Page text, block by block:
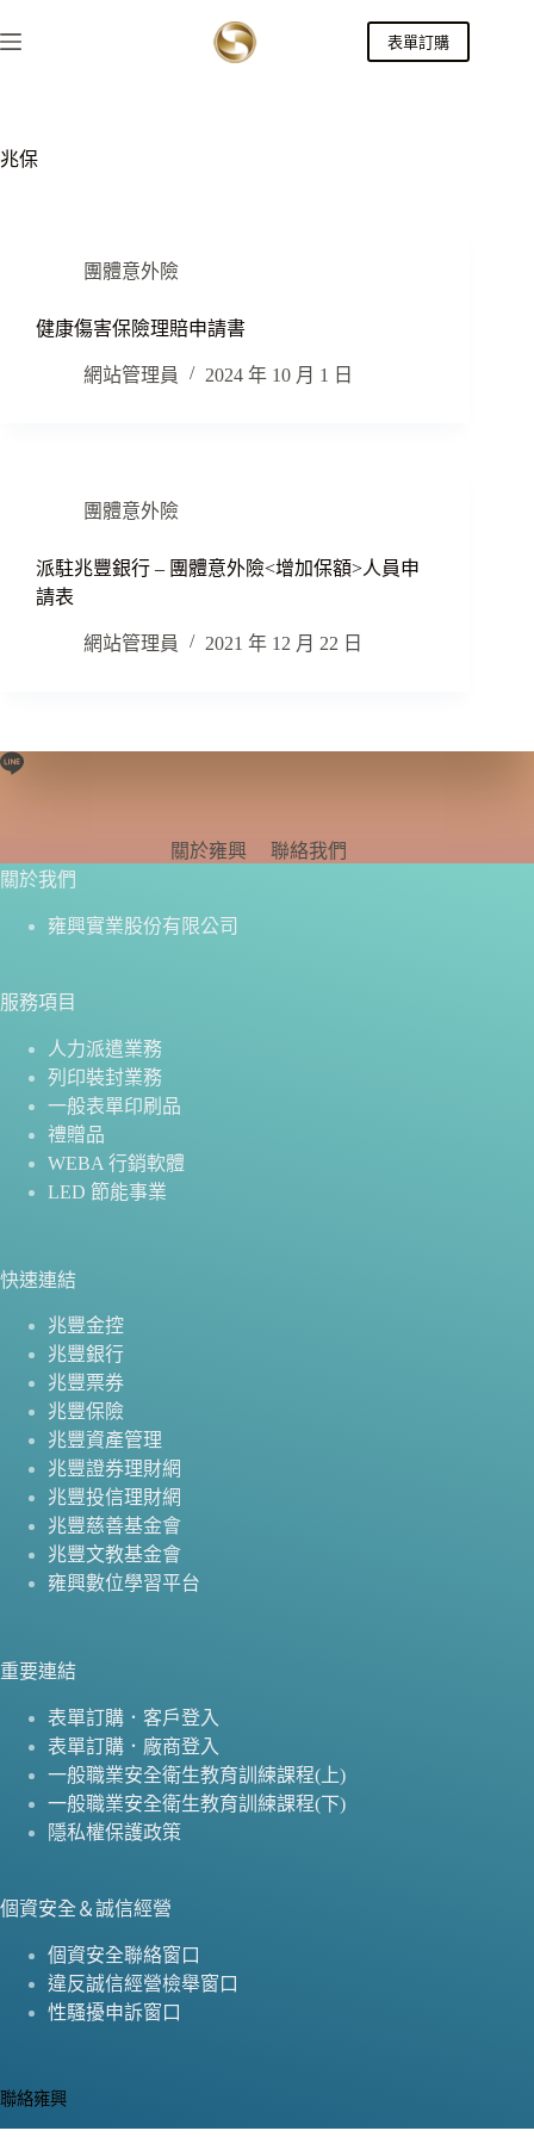
至
容
表單訂購
兆保
團體意外險
健康傷害保險理賠申請書
網站管理員 2024 年 10 月 1 日
團體意外險
派駐兆豐銀行 – 團體意外險<增加保額>人員申
請表
網站管理員 2021 年 12 月 22 日
關於雍興
聯絡我們
關於我們
雍興實業股份有限公司
服務項目
人力派遣業務
列印裝封業務
一般表單印刷品
禮贈品
WEBA 行銷軟體
LED 節能事業
快速連結
兆豐金控
兆豐銀行
兆豐票券
兆豐保險
兆豐資產管理
兆豐證券理財網
兆豐投信理財網
兆豐慈善基金會
兆豐文教基金會
雍興數位學習平台
重要連結
表單訂購．客戶登入
表單訂購．廠商登入
一般職業安全衛生教育訓練課程(上)
一般職業安全衛生教育訓練課程(下)
隱私權保護政策
個資安全＆誠信經營
個資安全聯絡窗口
違反誠信經營檢舉窗口
性騷擾申訴窗口
聯絡雍興